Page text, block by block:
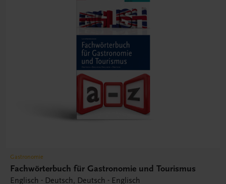
Gastronomie
Fachwörterbuch für Gastronomie und Tourismus
Englisch - Deutsch, Deutsch - Englisch